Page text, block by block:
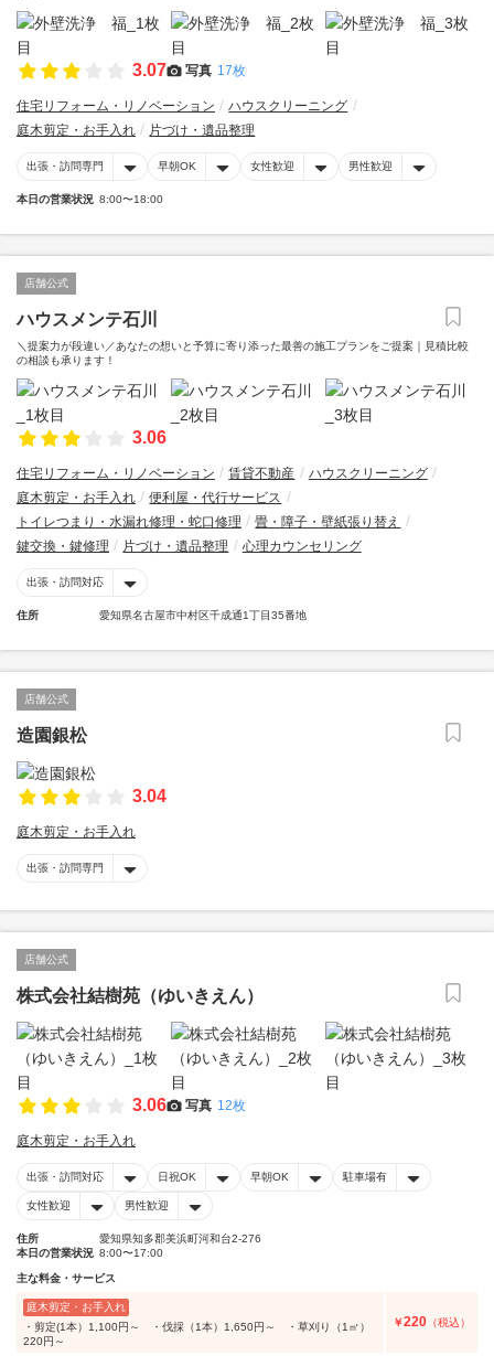
3.07 写真 17枚
住宅リフォーム・リノベーション
ハウスクリーニング
庭木剪定・お手入れ
片づけ・遺品整理
出張・訪問専門 早朝OK 女性歓迎 男性歓迎
本日の営業状況 8:00〜18:00
店舗公式
ハウスメンテ石川
＼提案力が段違い／あなたの想いと予算に寄り添った最善の施工プランをご提案｜見積比較
の相談も承ります！
3.06
住宅リフォーム・リノベーション 賃貸不動産
ハウスクリーニング
庭木剪定・お手入れ
便利屋・代行サービス
トイレつまり・水漏れ修理・蛇口修理
畳・障子・壁紙張り替え
鍵交換・鍵修理
片づけ・遺品整理 心理カウンセリング
出張・訪問対応
住所 愛知県名古屋市中村区千成通1丁目35番地
店舗公式
造園銀松
3.04
庭木剪定・お手入れ
出張・訪問専門
店舗公式
株式会社結樹苑（ゆいきえん）
3.06 写真 12枚
庭木剪定・お手入れ
出張・訪問対応 日祝OK 早朝OK 駐車場有
女性歓迎 男性歓迎
住所
愛知県知多郡美浜町河和台2-276
本日の営業状況 8:00〜17:00
主な料金・サービス
庭木剪定・お手入れ
・剪定(1本）1,100円～ ・伐採（1本）1,650円～ ・草刈り（1㎡）
220円～
￥220 （税込）